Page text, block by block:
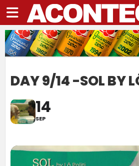
DAY 9/14 -SOL BY
14
SEP